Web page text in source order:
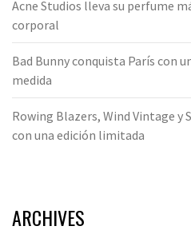
Acne Studios lleva su perfume
corporal
Bad Bunny conquista París con
medida
Rowing Blazers, Wind Vintage y
con una edición limitada
ARCHIVES